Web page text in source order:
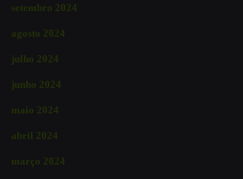
setembro 2024
agosto 2024
julho 2024
junho 2024
maio 2024
abril 2024
março 2024